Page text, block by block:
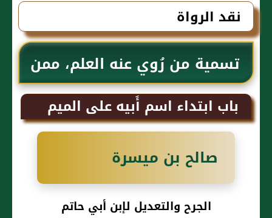
نقد الرواة
تسمية من رُوي عنه العلم، ممن
اسمه شتير
باب ابتداء اسم أَبيه على الميم
صالح بن ميسرة
الجرح والتعديل لإبن أبي حاتم